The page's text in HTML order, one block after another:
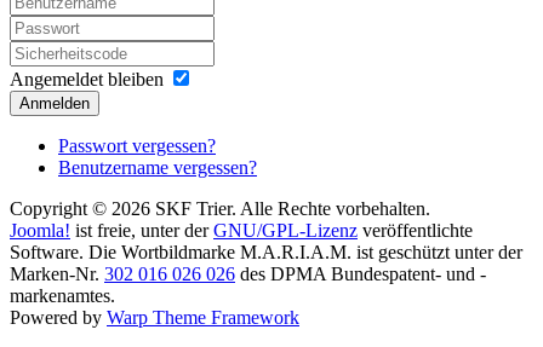
Angemeldet bleiben
Anmelden
Passwort vergessen?
Benutzername vergessen?
Copyright © 2026 SKF Trier. Alle Rechte vorbehalten.
Joomla! ist freie, unter derGNU/GPL-Lizenz veröffentlichte
Software. Die Wortbildmarke M.A.R.I.A.M. ist geschützt unter der
Marken-Nr. 302 016 026 026 des DPMA Bundespatent- und -
markenamtes.
Powered by Warp Theme Framework